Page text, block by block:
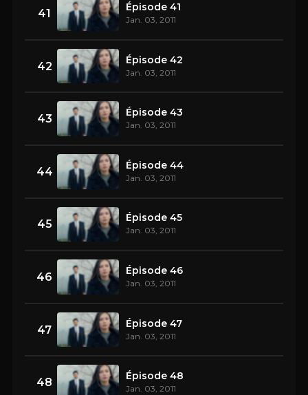
41 Épisode 41
Jan. 03, 2011
42 Épisode 42
Jan. 03, 2011
43 Épisode 43
Jan. 03, 2011
44 Épisode 44
Jan. 03, 2011
45 Épisode 45
Jan. 03, 2011
46 Épisode 46
Jan. 03, 2011
47 Épisode 47
Jan. 03, 2011
48 Épisode 48
Jan. 03, 2011